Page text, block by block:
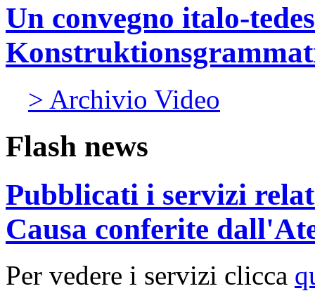
Un convegno italo-
> Archivio Video
Flash news
Pubblicati i servizi
Causa conferite
Per vedere i servizi clicca